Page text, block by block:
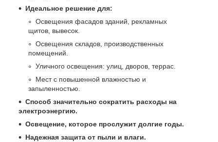
Идеальное решение для:
Освещения фасадов зданий, рекламных
щитов, вывесок.
Освещения складов, производственных
помещений.
Уличного освещения: улиц, дворов, террас.
Мест с повышенной влажностью и
запыленностью.
Способ значительно сократить расходы на
электроэнергию.
Освещение, которое прослужит долгие годы.
Надежная защита от пыли и влаги.